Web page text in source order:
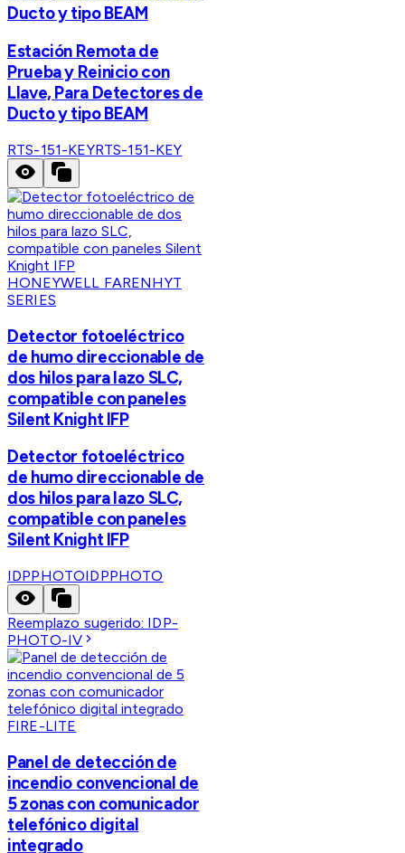
Ducto y tipo BEAM
Estación Remota de
Prueba y Reinicio con
Llave, Para Detectores de
Ducto y tipo BEAM
RTS-151-KEYRTS-151-KEY
HONEYWELL FARENHYT
SERIES
Detector fotoeléctrico
de humo direccionable de
dos hilos para lazo SLC,
compatible con paneles
Silent Knight IFP
Detector fotoeléctrico
de humo direccionable de
dos hilos para lazo SLC,
compatible con paneles
Silent Knight IFP
IDPPHOTOIDPPHOTO
Reemplazo sugerido: IDP-
PHOTO-IV
FIRE-LITE
Panel de detección de
incendio convencional de
5 zonas con comunicador
telefónico digital
integrado